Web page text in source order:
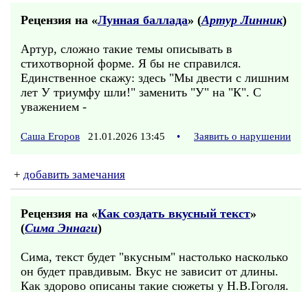
Рецензия на «Лунная баллада» (Артур Линник)
Артур, сложно такие темы описывать в
стихотворной форме. Я бы не справился.
Единственное скажу: здесь "Мы двести с лишним
лет У триумфу шли!" заменить "У" на "К". С
уважением -
Саша Егоров 21.01.2026 13:45 • Заявить о нарушении
+ добавить замечания
Рецензия на «Как создать вкусный текст»
(Сима Эннаги)
Сима, текст будет "вкусным" настолько насколько
он будет правдивым. Вкус не зависит от длины.
Как здорово описаны такие сюжеты у Н.В.Гоголя.